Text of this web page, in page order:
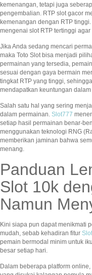
kemenangan, tetapi juga
pengembalian. RTP slot gacor
kemenangan dengan RTP
mengenai slot RTP tertinggi
Jika Anda sedang mencari
maka Toto Slot bisa menjadi
permainan yang tersedia,
sesuai dengan gaya bermain
tingkat RTP yang tinggi,
mendapatkan keuntungan dalam
Salah satu hal yang sering
dalam permainan. Slot777
setiap hasil permainan benar-
menggunakan teknologi RNG
memberikan jaminan bahwa
menang.
Panduan
Slot 10k
Namun
Kini siapa pun dapat menikmati
mudah, sebab kehadiran fitur
pemain bermodal minim untuk
besar setiap hari.
Dalam beberapa platform